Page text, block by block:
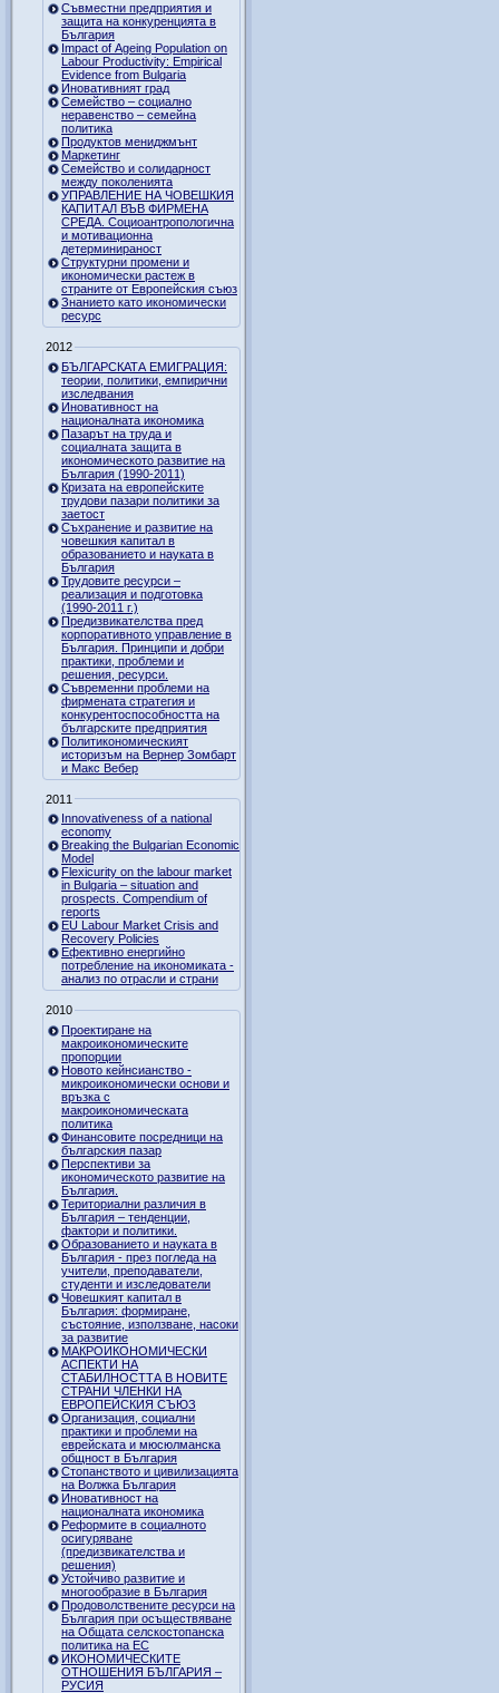
Съвместни предприятия и
защита на конкуренцията в
България
Impact of Ageing Population on
Labour Productivity: Empirical
Evidence from Bulgaria
Иновативният град
Семейство – социално
неравенство – семейна
политика
Продуктов мениджмънт
Маркетинг
Семейство и солидарност
между поколенията
УПРАВЛЕНИЕ НА ЧОВЕШКИЯ
КАПИТАЛ ВЪВ ФИРМЕНА
СРЕДА. Социоантропологична
и мотивационна
детерминираност
Структурни промени и
икономически растеж в
страните от Европейския съюз
Знанието като икономически
ресурс
2012
БЪЛГАРСКАТА ЕМИГРАЦИЯ:
теории, политики, емпирични
изследвания
Иновативност на
националната икономика
Пазарът на труда и
социалната защита в
икономическото развитие на
България (1990-2011)
Кризата на европейските
трудови пазари политики за
заетост
Съхранение и развитие на
човешкия капитал в
образованието и науката в
България
Трудовите ресурси –
реализация и подготовка
(1990-2011 г.)
Предизвикателства пред
корпоративното управление в
България. Принципи и добри
практики, проблеми и
решения, ресурси.
Съвременни проблеми на
фирмената стратегия и
конкурентоспособността на
българските предприятия
Политикономическият
историзъм на Вернер Зомбарт
и Макс Вебер
2011
Innovativeness of a national
economy
Breaking the Bulgarian Economic
Model
Flexicurity on the labour market
in Bulgaria – situation and
prospects. Compendium of
reports
EU Labour Market Crisis and
Recovery Policies
Ефективно енергийно
потребление на икономиката -
анализ по отрасли и страни
2010
Проектиране на
макроикономическите
пропорции
Новото кейнсианство -
микроикономически основи и
връзка с
макроикономическата
политика
Финансовите посредници на
българския пазар
Перспективи за
икономическото развитие на
България.
Териториални различия в
България – тенденции,
фактори и политики.
Образованието и науката в
България - през погледа на
учители, преподаватели,
студенти и изследователи
Човешкият капитал в
България: формиране,
състояние, използване, насоки
за развитие
МАКРОИКОНОМИЧЕСКИ
АСПЕКТИ НА
СТАБИЛНОСТТА В НОВИТЕ
СТРАНИ ЧЛЕНКИ НА
ЕВРОПЕЙСКИЯ СЪЮЗ
Организация, социални
практики и проблеми на
еврейската и мюсюлманска
общност в България
Стопанството и цивилизацията
на Волжка България
Иновативност на
националната икономика
Реформите в социалното
осигуряване
(предизвикателства и
решения)
Устойчиво развитие и
многообразие в България
Продоволствените ресурси на
България при осъществяване
на Общата селскостопанска
политика на ЕС
ИКОНОМИЧЕСКИТЕ
ОТНОШЕНИЯ БЪЛГАРИЯ –
РУСИЯ